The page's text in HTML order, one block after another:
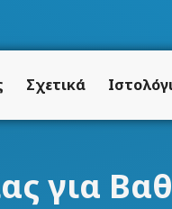
Σχετικά
για